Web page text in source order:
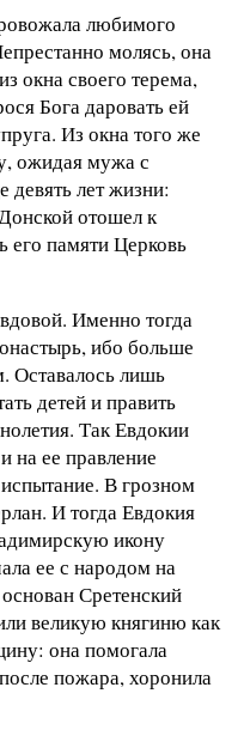
любимого
молясь, она
окна своего терема,
Бога даровать ей
Из окна того же
ожидая мужа с
девять лет жизни:
отошел к
его памяти Церковь
Именно тогда
ибо больше
Оставалось лишь
детей и править
Так Евдокии
на ее правление
В грозном
И тогда Евдокия
икону
ее с народом на
Сретенский
великую княгиню как
она помогала
пожара, хоронила